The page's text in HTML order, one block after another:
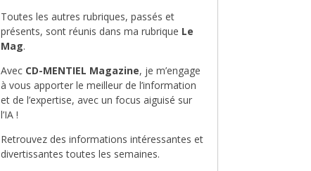
Toutes les autres rubriques, passés et
présents, sont réunis dans ma rubrique Le
Mag.
Avec CD-MENTIEL Magazine, je m’engage
à vous apporter le meilleur de l’information
et de l’expertise, avec un focus aiguisé sur
l’IA !
Retrouvez des informations intéressantes et
divertissantes toutes les semaines.